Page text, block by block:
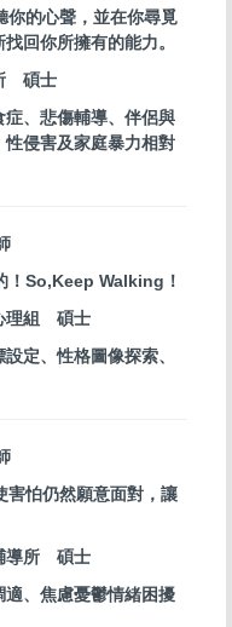
的心聲，並在你尋覓
回你所擁有的能力。
碩士
、悲傷輔導、伴侶與
侵害及家庭暴力相對
So,Keep Walking！
理組 碩士
定、性格圖像探索、
怕仍然願意面對，讓
導所 碩士
、焦慮憂鬱情緒困擾